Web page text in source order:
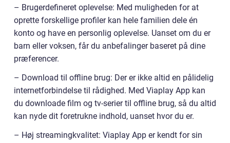
– Brugerdefineret oplevelse: Med muligheden for at
oprette forskellige profiler kan hele familien dele én
konto og have en personlig oplevelse. Uanset om du er
barn eller voksen, får du anbefalinger baseret på dine
præferencer.
– Download til offline brug: Der er ikke altid en pålidelig
internetforbindelse til rådighed. Med Viaplay App kan
du downloade film og tv-serier til offline brug, så du altid
kan nyde dit foretrukne indhold, uanset hvor du er.
– Høj streamingkvalitet: Viaplay App er kendt for sin